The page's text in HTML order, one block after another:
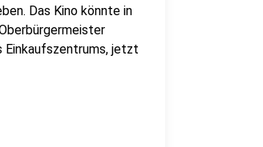
Das Kino könnte in
Einkaufszentrums, jetzt